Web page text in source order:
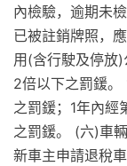
內檢驗，逾期未
已被註銷牌照，
用(含行駛及停放
2倍以下之罰鍰。
之罰鍰；1年內經
之罰鍰。 (六)車
新車主申請退稅